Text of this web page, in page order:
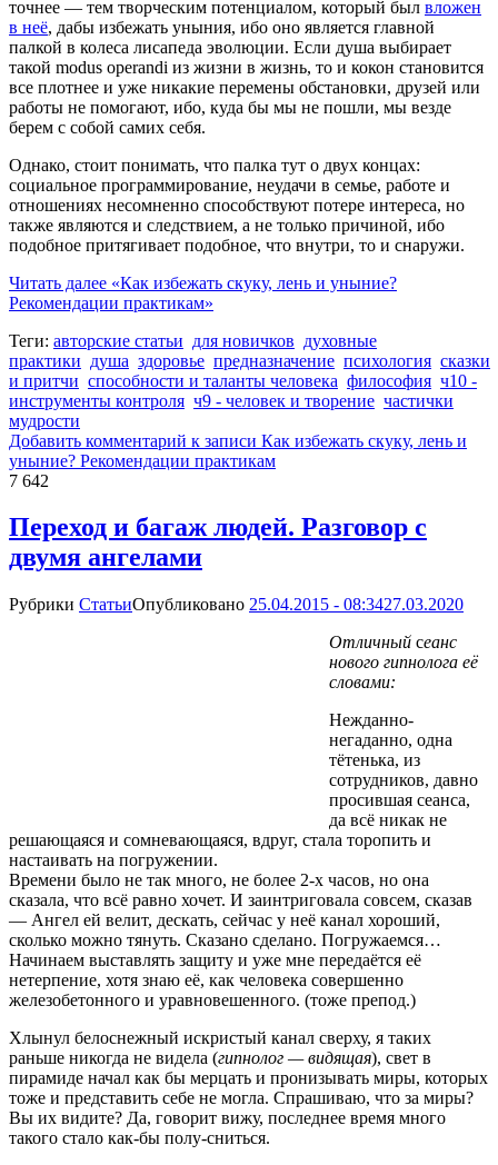
точнее — тем творческим потенциалом, который был вложен
в неё, дабы избежать уныния, ибо оно является главной
палкой в колеса лисапеда эволюции. Если душа выбирает
такой modus operandi из жизни в жизнь, то и кокон становится
все плотнее и уже никакие перемены обстановки, друзей или
работы не помогают, ибо, куда бы мы не пошли, мы везде
берем с собой самих себя.
Однако, стоит понимать, что палка тут о двух концах:
социальное программирование, неудачи в семье, работе и
отношениях несомненно способствуют потере интереса, но
также являются и следствием, а не только причиной, ибо
подобное притягивает подобное, что внутри, то и снаружи.
Читать далее «Как избежать скуку, лень и уныние?
Рекомендации практикам»
Теги: авторские статьи для новичков духовные
практики душа здоровье предназначение психология сказки
и притчи способности и таланты человека философия ч10 -
инструменты контроля ч9 - человек и творение частички
мудрости
Добавить комментарий к записи Как избежать скуку, лень и
уныние? Рекомендации практикам
7 642
Переход и багаж людей. Разговор с
двумя ангелами
Рубрики СтатьиОпубликовано 25.04.2015 - 08:3427.03.2020
Отличный сеанс
нового гипнолога её
словами:
Нежданно-
негаданно, одна
тётенька, из
сотрудников, давно
просившая сеанса,
да всё никак не
решающаяся и сомневающаяся, вдруг, стала торопить и
настаивать на погружении.
Времени было не так много, не более 2-х часов, но она
сказала, что всё равно хочет. И заинтриговала совсем, сказав
— Ангел ей велит, дескать, сейчас у неё канал хороший,
сколько можно тянуть. Сказано сделано. Погружаемся…
Начинаем выставлять защиту и уже мне передаётся её
нетерпение, хотя знаю её, как человека совершенно
железобетонного и уравновешенного. (тоже препод.)
Хлынул белоснежный искристый канал сверху, я таких
раньше никогда не видела (гипнолог — видящая), свет в
пирамиде начал как бы мерцать и пронизывать миры, которых
тоже и представить себе не могла. Спрашиваю, что за миры?
Вы их видите? Да, говорит вижу, последнее время много
такого стало как-бы полу-сниться.